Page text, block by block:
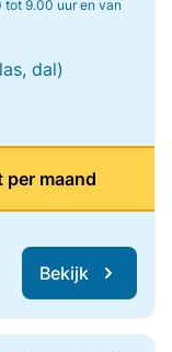
tot 9.00 uur en van
dal)
maand
Bekijk